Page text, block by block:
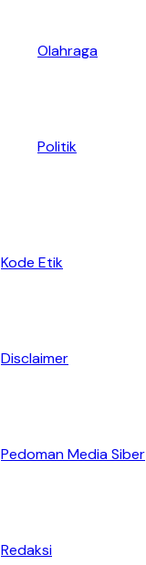
Olahraga
Politik
Kode Etik
Disclaimer
Pedoman Media Siber
Redaksi